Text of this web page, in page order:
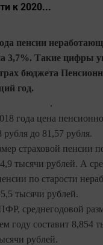
к 2020...
пенсии
3,7%. Такие цифры
бюджета
год.
года цена
рубля до 81,57 рубля.
страховой пенсии
тысячи рублей. А
по старости
тысячи рублей.
среднегодовой
году составит 8,854
рублей.